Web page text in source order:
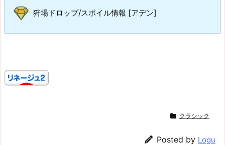
狩場ドロップ/スポイル情報 [アデン]
クラシック
Posted by Logu